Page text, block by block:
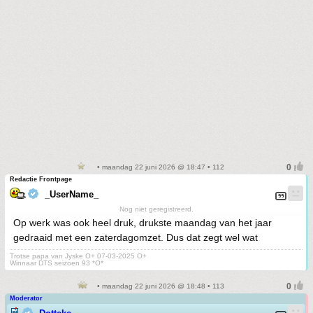
• maandag 22 juni 2026 @ 18:47 • 112
Redactie Frontpage
_UserName_
Nog niet geregistreerd.
Op werk was ook heel druk, drukste maandag van het jaar
gedraaid met een zaterdagomzet. Dus dat zegt wel wat
Trotse papa van Jyske O+ 07-03-2025 O+
Winnaar DTS seizoen 93 *O*
• maandag 22 juni 2026 @ 18:48 • 113
Moderator